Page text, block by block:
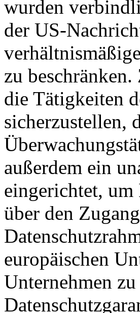
wurden
der US-
zu
die Tätigkeiten
sicherzustellen,
außerdem ein
eingerichtet, um
über den
europäischen
Unternehmen